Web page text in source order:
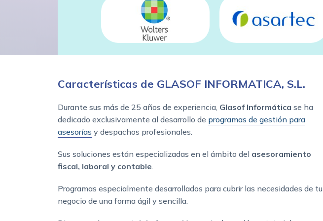
Características de GLASOF INFORMATICA, S.L.
Durante sus más de 25 años de experiencia, Glasof Informática se ha
dedicado exclusivamente al desarrollo de programas de gestión para
asesorías y despachos profesionales.
Sus soluciones están especializadas en el ámbito del asesoramiento
fiscal, laboral y contable.
Programas especialmente desarrollados para cubrir las necesidades de tu
negocio de una forma ágil y sencilla.